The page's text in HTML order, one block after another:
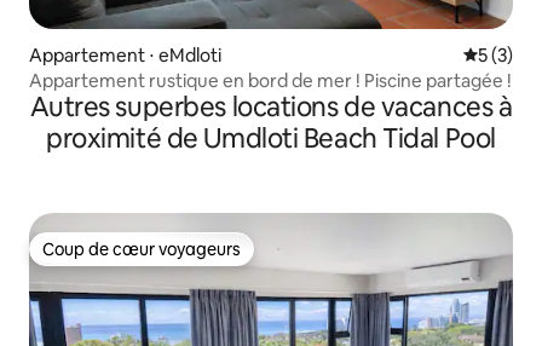
Appartement ⋅ eMdloti
5 (3)
Appartement rustique en bord de mer ! Piscine partagée !
Autres superbes locations de vacances à
proximité de Umdloti Beach Tidal Pool
Coup de cœur voyageurs
Coup de cœur voyageurs